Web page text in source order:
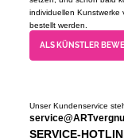
individuellen
bestellt werden.
ALS KÜNSTLER
Unser Kundenservice
SERVICE-